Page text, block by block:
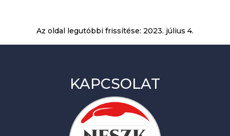
Az oldal legutóbbi frissítése: 2023. július 4.
KAPCSOLAT